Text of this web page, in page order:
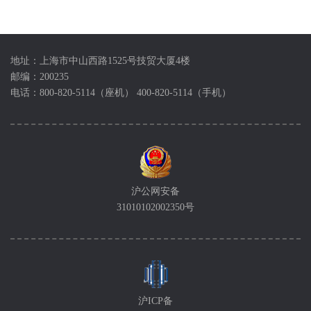
地址：上海市中山西路1525号技贸大厦4楼
邮编：200235
电话：800-820-5114（座机） 400-820-5114（手机）
沪公网安备
31010102002350号
沪ICP备